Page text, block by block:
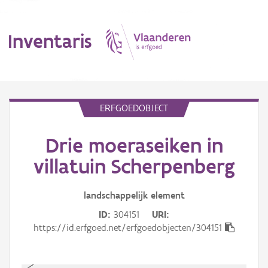
Inventaris
Erfgoedobject
Aanduidingsobject
ERFGOEDOBJECT
Drie moeraseiken in
villatuin Scherpenberg
landschappelijk element
ID 304151
URI
https://id.erfgoed.net/erfgoedobjecten/304151